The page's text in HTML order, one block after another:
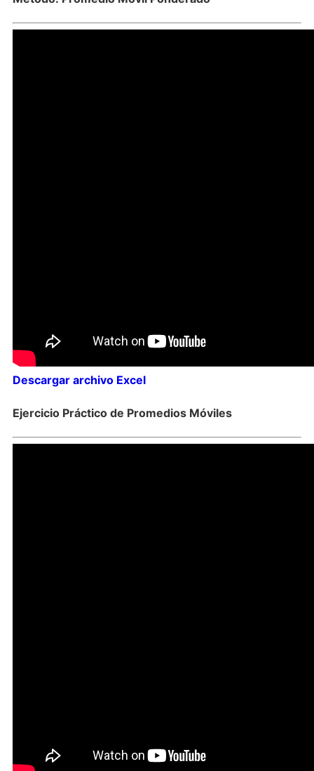
Descargar archivo Excel
Ejercicio Práctico de Promedios Móviles